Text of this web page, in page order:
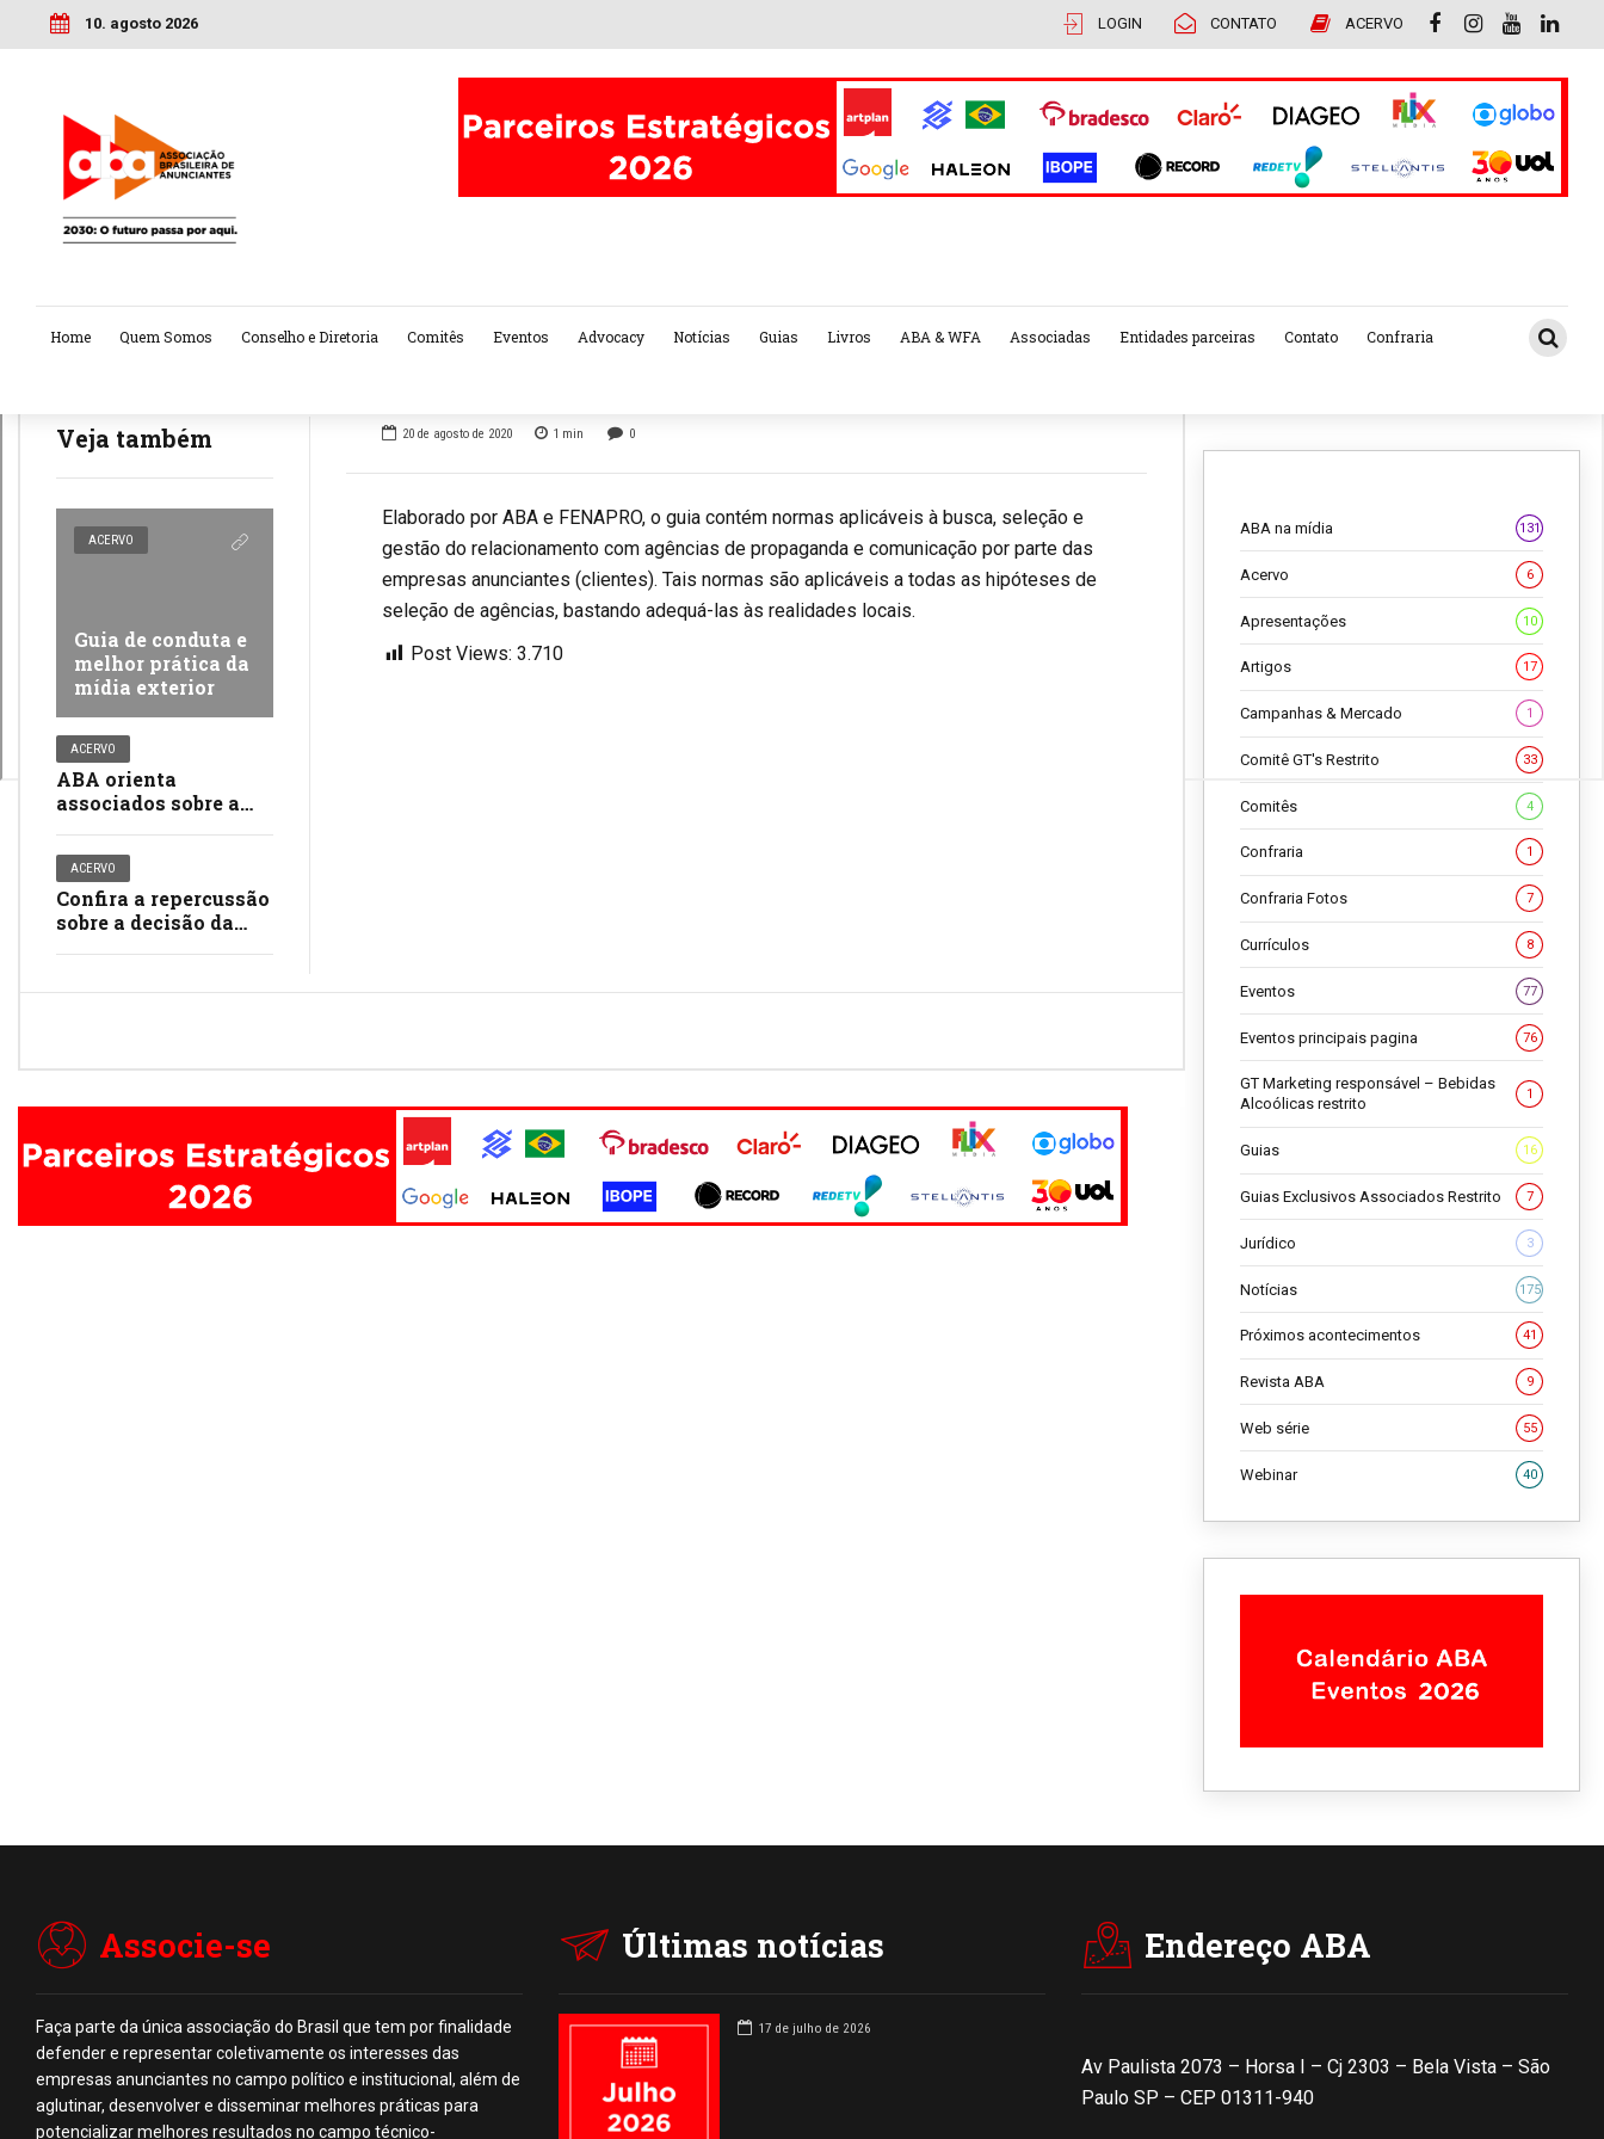
10. agosto 2026 LOGIN CONTATO ACERVO
Home Quem Somos Conselho e Diretoria Comitês Eventos Advocacy Notícias Guias Livros ABA & WFA Associadas Entidades parceiras Contato Confraria
Veja também
ACERVO
Guia de conduta e
melhor prática da
mídia exterior
ACERVO
ABA orienta
associados sobre a
menores de 16 anos
em trabalhos
publicitários
ACERVO
Confira a repercussão
sobre a decisão da
crianças e
20 de agosto de 2020 1 min 0
Elaborado por ABA e FENAPRO, o guia contém normas aplicáveis à busca, seleção e
gestão do relacionamento com agências de propaganda e comunicação por parte das
empresas anunciantes (clientes). Tais normas são aplicáveis a todas as hipóteses de
seleção de agências, bastando adequá-las às realidades locais.
Post Views: 3.710
ABA na mídia 131
Acervo 6
Apresentações 10
Artigos 17
Campanhas & Mercado 1
Comitê GT's Restrito 33
Comitês 4
Confraria 1
Confraria Fotos 7
Currículos 8
Eventos 77
Eventos principais pagina 76
GT Marketing responsável – Bebidas
Alcoólicas restrito
1
Guias 16
Guias Exclusivos Associados Restrito 7
Jurídico 3
Notícias 175
Próximos acontecimentos 41
Revista ABA 9
Web série 55
Webinar 40
Associe-se
Faça parte da única associação do Brasil que tem por finalidade
defender e representar coletivamente os interesses das
empresas anunciantes no campo político e institucional, além de
aglutinar, desenvolver e disseminar melhores práticas para
potencializar melhores resultados no campo técnico-
Últimas notícias
17 de julho de 2026
Endereço ABA
Av Paulista 2073 – Horsa I – Cj 2303 – Bela Vista – São
Paulo SP – CEP 01311-940